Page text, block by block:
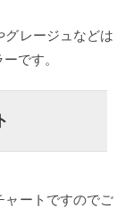
グレージュなどは
です。
ャートですのでご